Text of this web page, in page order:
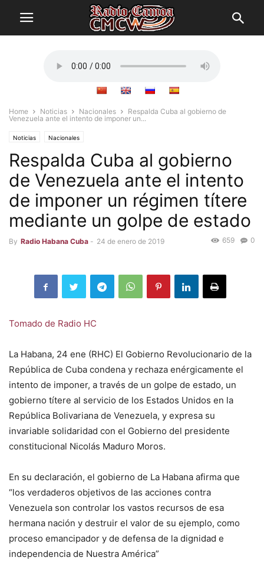
Home Noticias Nacionales
Respalda Cuba al gobierno de
Venezuela ante el intento de imponer un...
Noticias Nacionales
Respalda Cuba al gobierno
de Venezuela ante el intento
de imponer un régimen títere
mediante un golpe de estado
By Radio Habana Cuba - 24 de enero de 2019 0
659
Tomado de Radio HC
La Habana, 24 ene (RHC) El Gobierno Revolucionario de la
República de Cuba condena y rechaza enérgicamente el
intento de imponer, a través de un golpe de estado, un
gobierno títere al servicio de los Estados Unidos en la
República Bolivariana de Venezuela, y expresa su
invariable solidaridad con el Gobierno del presidente
constitucional Nicolás Maduro Moros.
En su declaración, el gobierno de La Habana afirma que
“los verdaderos objetivos de las acciones contra
Venezuela son controlar los vastos recursos de esa
hermana nación y destruir el valor de su ejemplo, como
proceso emancipador y de defensa de la dignidad e
independencia de Nuestra América”